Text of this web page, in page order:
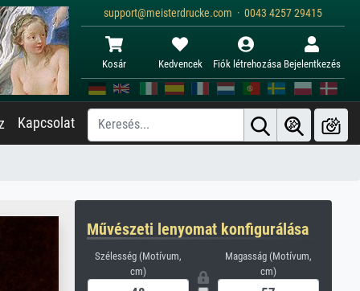
support@meisterdrucke.com · 0043 4257 29415
Kosár Kedvencek Fiók létrehozása Bejelentkezés
Kapcsolat
Művészeti lenyomat konfigurálása
Szélesség (Motívum,
cm)
Magasság (Motívum,
cm)